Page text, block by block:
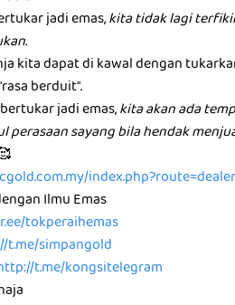
jadi emas,kita tidak lagi
kita dapat di kawal dengan
berduit".
jadi emas,kita akan ada
perasaan sayang bila hendak
Ilmu Emas
tokperaihemas
t.me/simpangold
t.me/kongsitelegram